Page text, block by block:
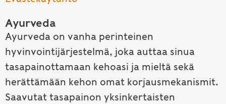
Ayurveda
Ayurveda on vanha perinteinen
hyvinvointijärjestelmä, joka auttaa sinua
tasapainottamaan kehoasi ja mieltä sekä
herättämään kehon omat korjausmekanismit.
Saavutat tasapainon yksinkertaisten